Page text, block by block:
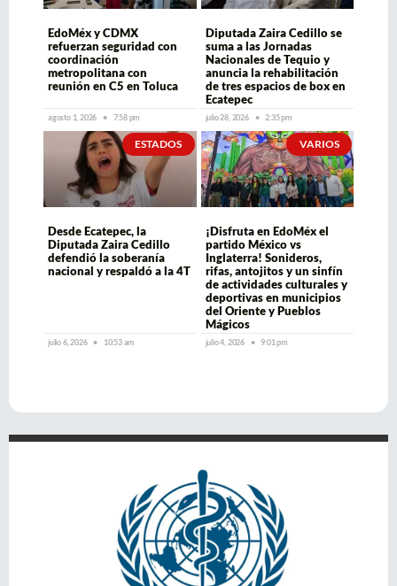
EdoMéx y CDMX
refuerzan seguridad con
coordinación
metropolitana con
reunión en C5 en Toluca
agosto 1, 2026 7:58 pm
Diputada Zaira Cedillo se
suma a las Jornadas
Nacionales de Tequio y
anuncia la rehabilitación
de tres espacios de box en
Ecatepec
julio 28, 2026 2:35 pm
ESTADOS
Desde Ecatepec, la
Diputada Zaira Cedillo
defendió la soberanía
nacional y respaldó a la 4T
julio 6, 2026 10:53 am
VARIOS
¡Disfruta en EdoMéx el
partido México vs
Inglaterra! Sonideros,
rifas, antojitos y un sinfín
de actividades culturales y
deportivas en municipios
del Oriente y Pueblos
Mágicos
julio 4, 2026 9:01 pm